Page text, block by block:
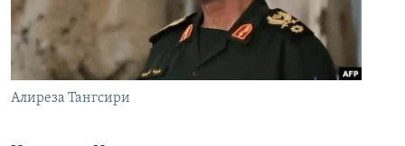
Алиреза Тангсири